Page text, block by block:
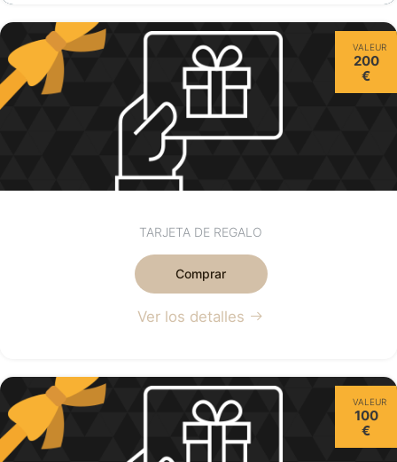
VALEUR
200
€
TARJETA DE REGALO
Comprar
Ver los detalles
VALEUR
100
€